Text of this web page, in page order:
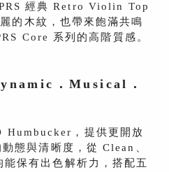
經典 Retro Violin Top
的木紋，也帶來飽滿共鳴
Core 系列的高階質感。
．Musical．
Humbucker，提供更開放
態與清晰度，從 Clean、
保有出色解析力，搭配五